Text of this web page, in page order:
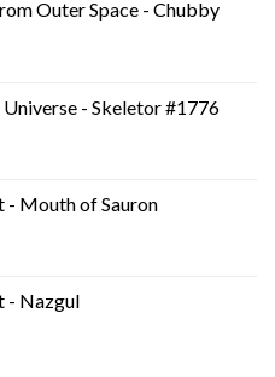
Outer Space - Chubby
- Skeletor #1776
Mouth of Sauron
- Nazgul